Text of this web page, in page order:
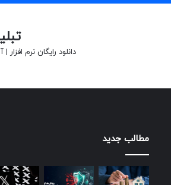
دانلود رایگان نرم افزار
مطالب جدید